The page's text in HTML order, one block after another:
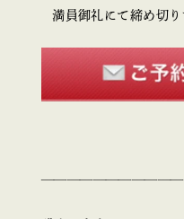
満員御礼にて締め切
———————————